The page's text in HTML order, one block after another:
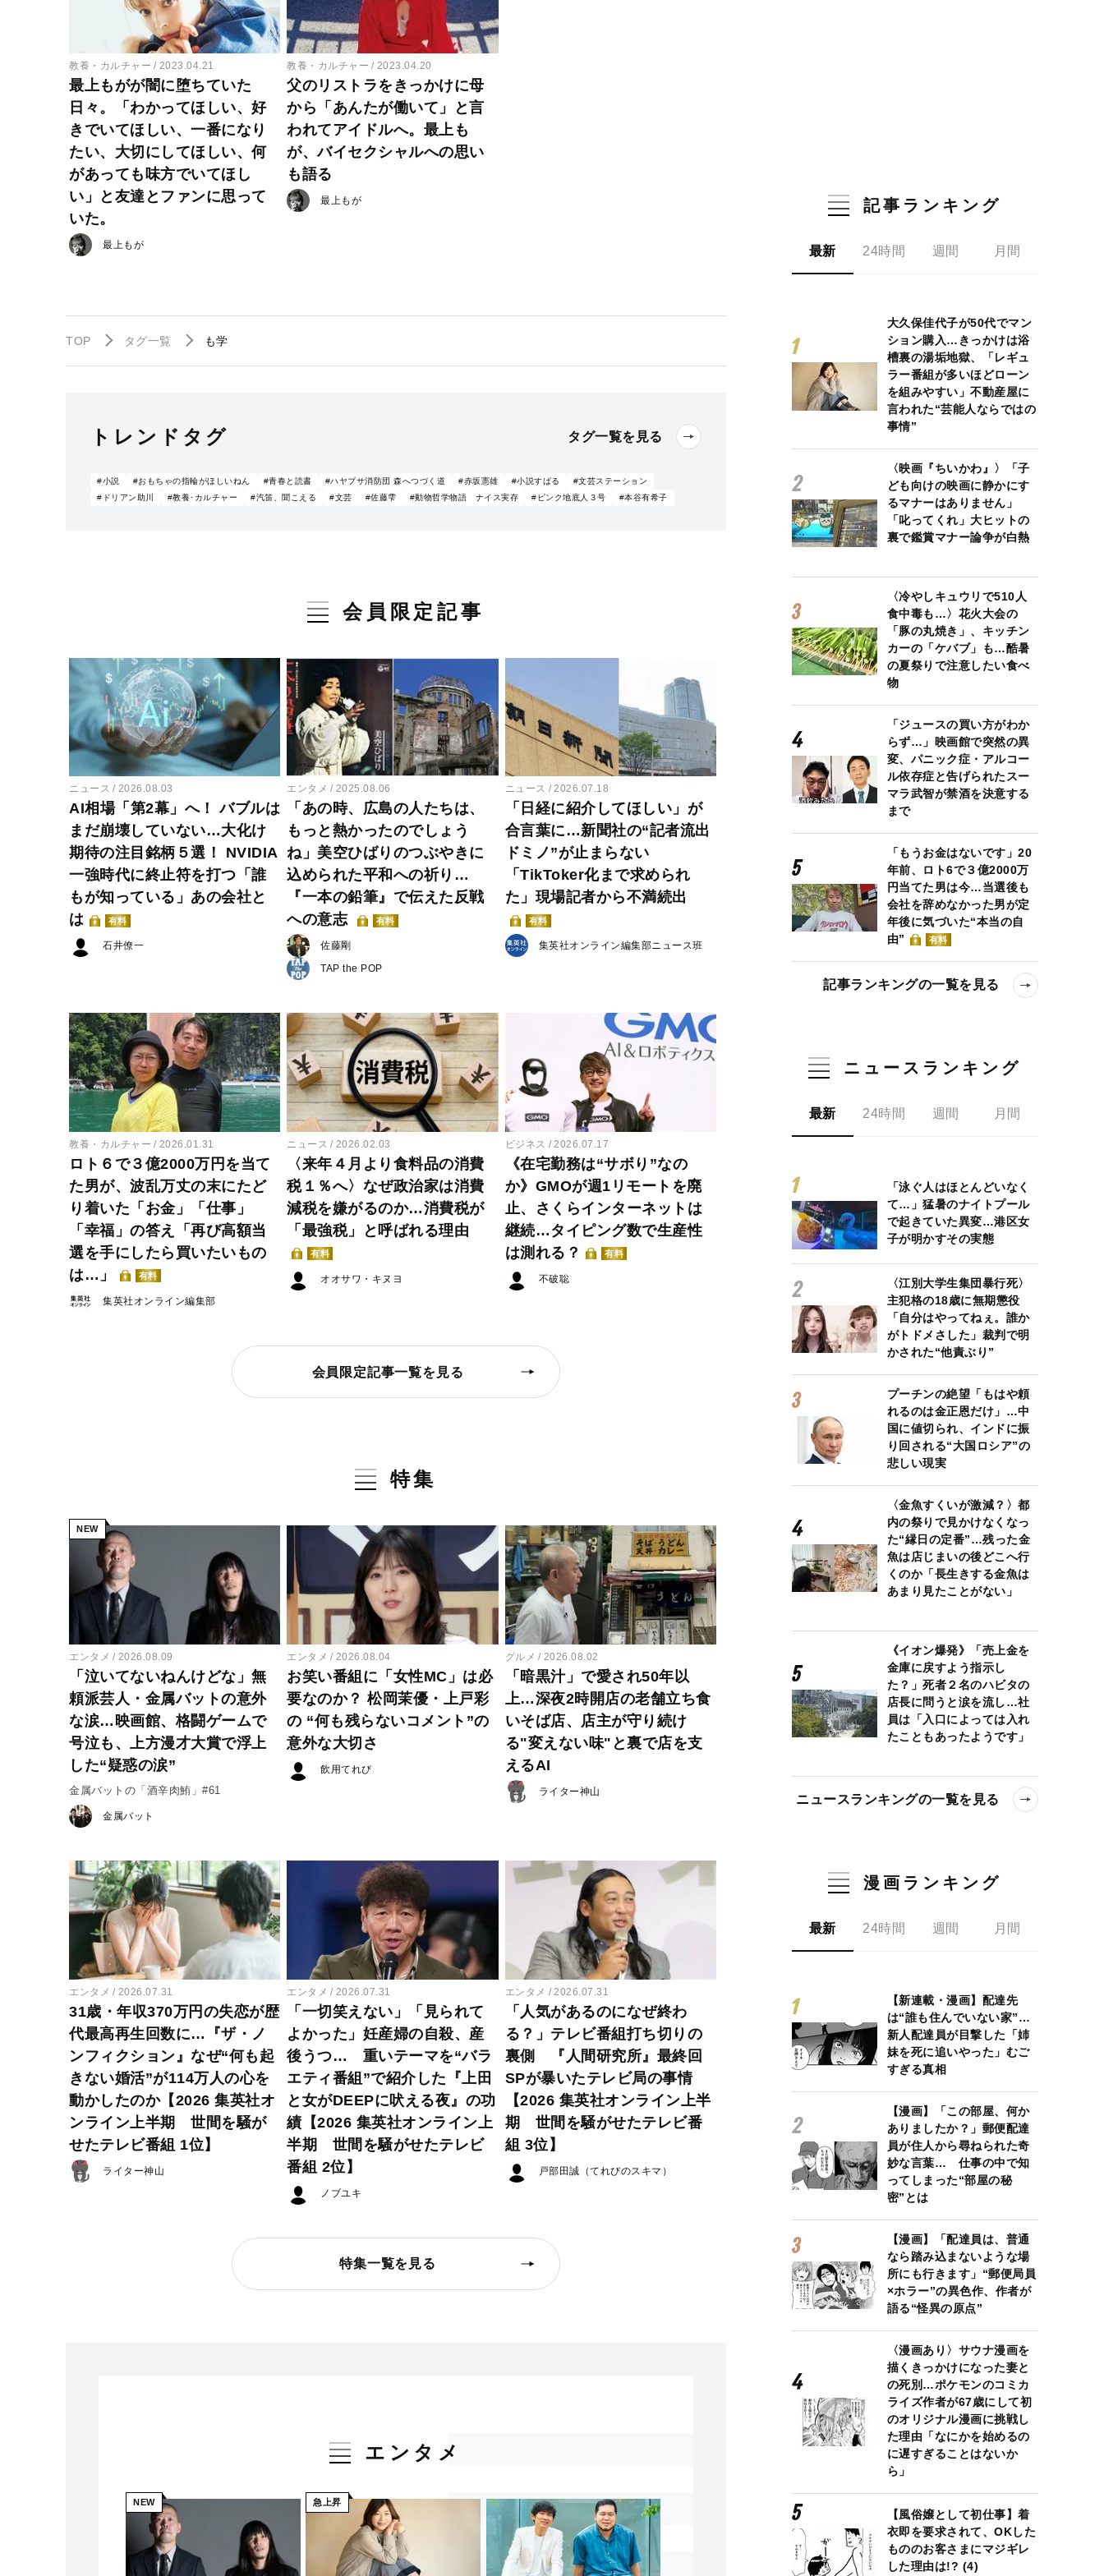
教養・カルチャー 2023.04.21
最上もがが闇に堕ちていた
日々。「わかってほしい、好
きでいてほしい、一番になり
たい、大切にしてほしい、何
があっても味方でいてほし
い」と友達とファンに思って
いた。
最上もが
教養・カルチャー 2023.04.20
父のリストラをきっかけに母
から「あんたが働いて」と言
われてアイドルへ。最上も
が、バイセクシャルへの思い
も語る
最上もが
TOP タグ一覧 も学
トレンドタグ タグ一覧を見る
#小説 #おもちゃの指輪がほしいねん #青春と読書 #ハヤブサ消防団 森へつづく道 #赤坂憲雄 #小説すばる
#文芸ステーション
#ドリアン助川
#教養･カルチャー #汽笛、聞こえる #文芸 #佐藤雫 #動物哲学物語 ナイス実存 #ピンク地底人３号 #本谷有希子
会員限定記事
ニュース 2026.08.03
AI相場「第2幕」へ！ バブルは
まだ崩壊していない…大化け
期待の注目銘柄５選！ NVIDIA
一強時代に終止符を打つ「誰
もが知っている」あの会社と
は
有料
石井僚一
エンタメ 2025.08.06
「あの時、広島の人たちは、
もっと熱かったのでしょう
ね」美空ひばりのつぶやきに
込められた平和への祈り…
『一本の鉛筆』で伝えた反戦
への意志
有料
佐藤剛
TAP the POP
ニュース 2026.07.18
「日経に紹介してほしい」が
合言葉に…新聞社の“記者流出
ドミノ”が止まらない
「TikToker化まで求められ
た」現場記者から不満続出
有料
集英社オンライン編集部ニュース班
教養・カルチャー 2026.01.31
ロト６で３億2000万円を当て
た男が、波乱万丈の末にたど
り着いた「お金」「仕事」
「幸福」の答え「再び高額当
選を手にしたら買いたいもの
は…」
有料
集英社オンライン編集部
ニュース 2026.02.03
〈来年４月より食料品の消費
税１％へ〉なぜ政治家は消費
減税を嫌がるのか…消費税が
「最強税」と呼ばれる理由
有料
オオサワ・キヌヨ
ビジネス 2026.07.17
《在宅勤務は“サボり”なの
か》GMOが週1リモートを廃
止、さくらインターネットは
継続…タイピング数で生産性
は測れる？
有料
不破聡
会員限定記事一覧を見る
特集
NEW
エンタメ 2026.08.09
「泣いてないねんけどな」無
頼派芸人・金属バットの意外
な涙…映画館、格闘ゲームで
号泣も、上方漫才大賞で浮上
した“疑惑の涙”
金属バットの「酒辛肉鮪」#61
金属バット
エンタメ 2026.08.04
お笑い番組に「女性MC」は必
要なのか？ 松岡茉優・上戸彩
の “何も残らないコメント”の
意外な大切さ
飲用てれび
グルメ 2026.08.02
「暗黒汁」で愛され50年以
上…深夜2時開店の老舗立ち食
いそば店、店主が守り続け
る"変えない味"と裏で店を支
えるAI
ライター神山
エンタメ 2026.07.31
31歳・年収370万円の失恋が歴
代最高再生回数に…『ザ・ノ
ンフィクション』なぜ“何も起
きない婚活”が114万人の心を
動かしたのか【2026 集英社オ
ンライン上半期 世間を騒が
せたテレビ番組 1位】
ライター神山
エンタメ 2026.07.31
「一切笑えない」「見られて
よかった」妊産婦の自殺、産
後うつ… 重いテーマを“バラ
エティ番組”で紹介した『上田
と女がDEEPに吠える夜』の功
績【2026 集英社オンライン上
半期 世間を騒がせたテレビ
番組 2位】
ノブユキ
エンタメ 2026.07.31
「人気があるのになぜ終わ
る？」テレビ番組打ち切りの
裏側 『人間研究所』最終回
SPが暴いたテレビ局の事情
【2026 集英社オンライン上半
期 世間を騒がせたテレビ番
組 3位】
戸部田誠（てれびのスキマ）
特集一覧を見る
エンタメ
NEW 急上昇
記事ランキング
最新 24時間 週間 月間
大久保佳代子が50代でマン
ション購入…きっかけは浴
槽裏の湯垢地獄、「レギュ
ラー番組が多いほどローン
を組みやすい」不動産屋に
言われた“芸能人ならではの
事情”
〈映画『ちいかわ』〉「子
ども向けの映画に静かにす
るマナーはありません」
「叱ってくれ」大ヒットの
裏で鑑賞マナー論争が白熱
〈冷やしキュウリで510人
食中毒も…〉花火大会の
「豚の丸焼き」、キッチン
カーの「ケバブ」も…酷暑
の夏祭りで注意したい食べ
物
「ジュースの買い方がわか
らず…」映画館で突然の異
変、パニック症・アルコー
ル依存症と告げられたスー
マラ武智が禁酒を決意する
まで
「もうお金はないです」20
年前、ロト6で３億2000万
円当てた男は今…当選後も
会社を辞めなかった男が定
年後に気づいた“本当の自
由”
有料
記事ランキングの一覧を見る
ニュースランキング
最新 24時間 週間 月間
「泳ぐ人はほとんどいなく
て…」猛暑のナイトプール
で起きていた異変…港区女
子が明かすその実態
〈江別大学生集団暴行死〉
主犯格の18歳に無期懲役
「自分はやってねぇ。誰か
がトドメさした」裁判で明
かされた“他責ぶり”
プーチンの絶望「もはや頼
れるのは金正恩だけ」…中
国に値切られ、インドに振
り回される“大国ロシア”の
悲しい現実
〈金魚すくいが激減？〉都
内の祭りで見かけなくなっ
た“縁日の定番”…残った金
魚は店じまいの後どこへ行
くのか「長生きする金魚は
あまり見たことがない」
《イオン爆発》「売上金を
金庫に戻すよう指示し
た？」死者２名のハビタの
店長に問うと涙を流し…社
員は「入口によっては入れ
たこともあったようです」
ニュースランキングの一覧を見る
漫画ランキング
最新 24時間 週間 月間
【新連載・漫画】配達先
は“誰も住んでいない家”…
新人配達員が目撃した「姉
妹を死に追いやった」むご
すぎる真相
【漫画】「この部屋、何か
ありましたか？」郵便配達
員が住人から尋ねられた奇
妙な言葉… 仕事の中で知
ってしまった“部屋の秘
密”とは
【漫画】「配達員は、普通
なら踏み込まないような場
所にも行きます」“郵便局員
×ホラー”の異色作、作者が
語る“怪異の原点”
〈漫画あり〉サウナ漫画を
描くきっかけになった妻と
の死別…ポケモンのコミカ
ライズ作者が67歳にして初
のオリジナル漫画に挑戦し
た理由「なにかを始めるの
に遅すぎることはないか
ら」
【風俗嬢として初仕事】着
衣即を要求されて、OKした
もののお客さまにマジギレ
した理由は!? (4)